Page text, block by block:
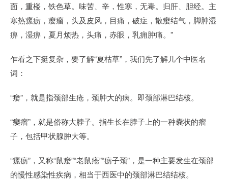
面，重楼，铁色草。味苦、辛，性寒，无毒。归肝、胆经。主
寒热瘰疬，瘿瘤，头及皮风，目痛，破症，散瘿结气，脚肿湿
痹，湿痹，夏月烦热，头痛，赤眼，乳痈肿痛。”
乍看之下挺复杂，要了解“夏枯草”，我们先了解几个中医名
词：
“瘘”，就是指颈部生疮，颈肿大的病。即颈部淋巴结核。
“瘿瘤”，就是俗称大脖子。指生长在脖子上的一种囊状的瘤
子，包括甲状腺肿大等。
“瘰疬”，又称“鼠瘘”“老鼠疮”“疬子颈”，是一种主要发生在颈部
的慢性感染性疾病，相当于西医中的颈部淋巴结结核。